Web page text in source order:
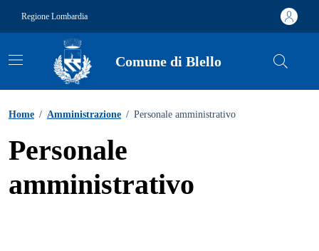
Regione Lombardia
Comune di Blello
Home / Amministrazione / Personale amministrativo
Personale
amministrativo